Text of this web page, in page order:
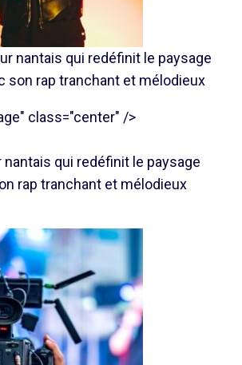
nantais qui redéfinit le paysage
son rap tranchant et mélodieux
class="center" />
nantais qui redéfinit le paysage
rap tranchant et mélodieux